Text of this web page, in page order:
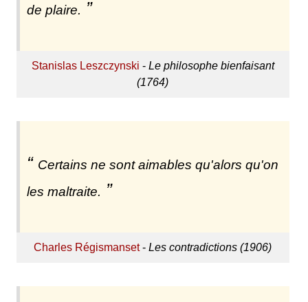
de plaire.
Stanislas Leszczynski - Le philosophe bienfaisant
(1764)
Certains ne sont aimables qu'alors qu'on
les maltraite.
Charles Régismanset-Les contradictions (1906)